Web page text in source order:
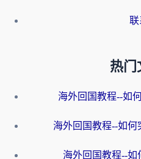
联
热门
海外回国教程--如
海外回国教程--如何
海外回国教程--如